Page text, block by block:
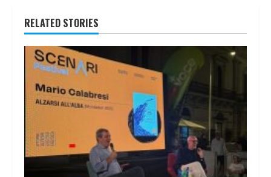
RELATED STORIES